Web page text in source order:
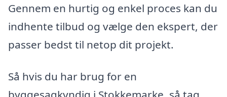
Gennem en hurtig og enkel proces kan du
indhente tilbud og vælge den ekspert, der
passer bedst til netop dit projekt.
Så hvis du har brug for en